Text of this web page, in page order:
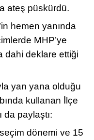
ateş püskürdü.
hemen yanında
MHP’ye
dahi deklare ettiği
yan yana olduğu
kullanan İlçe
da paylaştı:
dönemi ve 15